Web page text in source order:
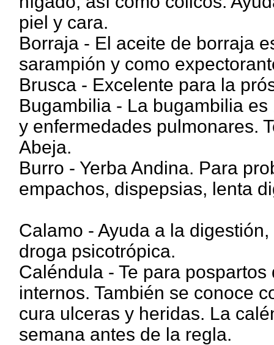
piel y cara.
Borraja - El aceite de borraja
sarampión y como
Brusca - Excelente para la
Bugambilia - La bugambilia
y enfermedades pulmonares.
Abeja.
Burro - Yerba Andina. Para
empachos, dispepsias, lenta
Calamo - Ayuda a la
droga psicotrópica.
Caléndula - Te para
internos. También se conoce
cura ulceras y heridas. La
semana antes de la regla.